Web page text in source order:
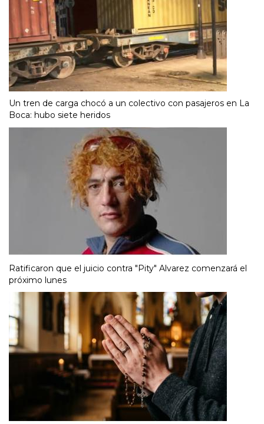
Un tren de carga chocó a un colectivo con pasajeros en La
Boca: hubo siete heridos
Ratificaron que el juicio contra "Pity" Alvarez comenzará el
próximo lunes